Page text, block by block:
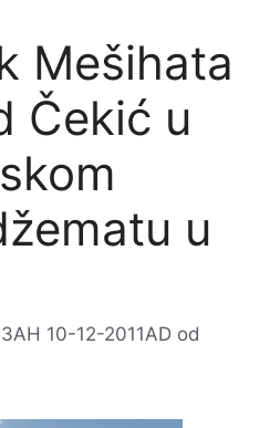
Mešihata
Čekić u
u
10-12-2011AD od